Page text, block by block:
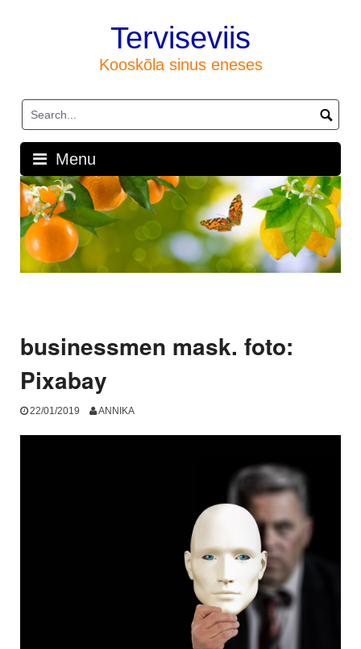
Terviseviis
Kooskõla sinus eneses
Menu
businessmen mask. foto:
Pixabay
22/01/2019 ANNIKA